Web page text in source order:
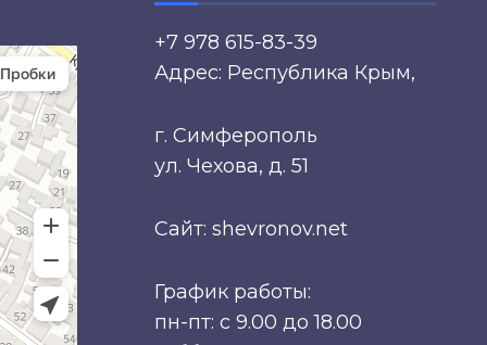
+7 978 615-83-39
Адрес: Республика Крым,
г. Симферополь
ул. Чехова, д. 51
Сайт: shevronov.net
График работы:
пн-пт: с 9.00 до 18.00